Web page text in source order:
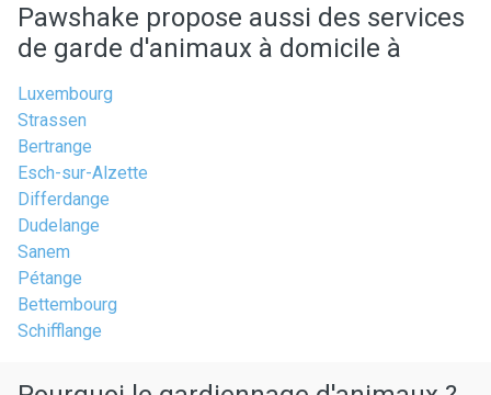
Pawshake propose aussi des services
de garde d'animaux à domicile à
Luxembourg
Strassen
Bertrange
Esch-sur-Alzette
Differdange
Dudelange
Sanem
Pétange
Bettembourg
Schifflange